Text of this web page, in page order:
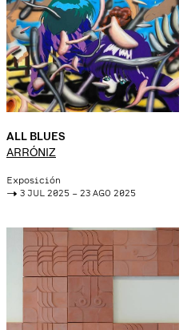
ALL BLUES
ARRÓNIZ
Exposición
-> 3 JUL 2025 – 23 AGO 2025